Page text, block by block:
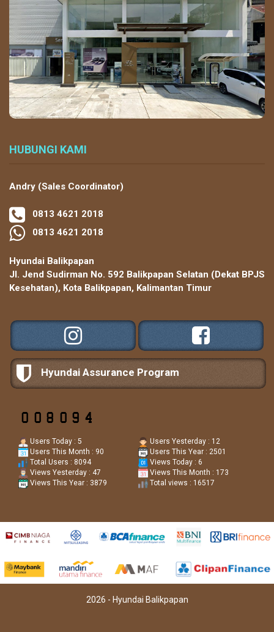
HUBUNGI KAMI
Andry (Sales Coordinator)
0813 4621 2018
0813 4621 2018
Hyundai Balikpapan
Jl. Jend Sudirman No. 592 Balikpapan Selatan (Dekat BPJS
Kesehatan), Kota Balikpapan, Kalimantan Timur
Hyundai Assurance Program
Users Today : 5
Users Yesterday : 12
Users This Month : 90
Users This Year : 2501
Total Users : 8094
Views Today : 6
Views Yesterday : 47
Views This Month : 173
Views This Year : 3879
Total views : 16517
2026 - Hyundai Balikpapan